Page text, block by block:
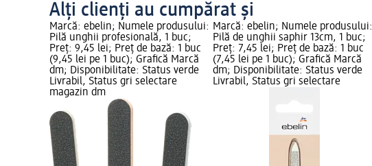
Alți clienți au cumpărat și
Marcă: ebelin; Numele produsului:
Pilă unghii profesională, 1 buc;
Preț: 9,45 lei; Preț de bază: 1 buc
(9,45 lei pe 1 buc); Grafică Marcă
dm; Disponibilitate: Status verde
Livrabil, Status gri selectare
magazin dm
Marcă: ebelin; Numele produsului:
Pilă de unghii saphir 13cm, 1 buc;
Preț: 7,45 lei; Preț de bază: 1 buc
(7,45 lei pe 1 buc); Grafică Marcă
dm; Disponibilitate: Status verde
Livrabil, Status gri selectare